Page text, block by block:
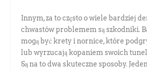
Innym, za to często o wiele bardziej
chwastów problemem są szkodniki.
mogą być krety i nornice, które
lub wyrzucają kopaniem swoich
Są na to dwa skuteczne sposoby.